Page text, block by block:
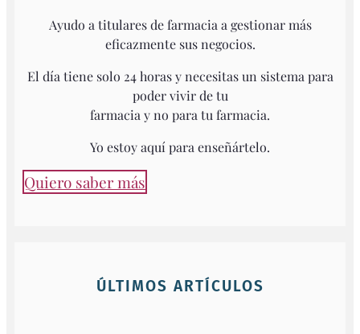
Ayudo a titulares de farmacia a gestionar más
eficazmente sus negocios.
El día tiene solo 24 horas y necesitas un sistema para
poder vivir de tu
farmacia y no para tu farmacia.
Yo estoy aquí para enseñártelo.
Quiero saber más
ÚLTIMOS ARTÍCULOS